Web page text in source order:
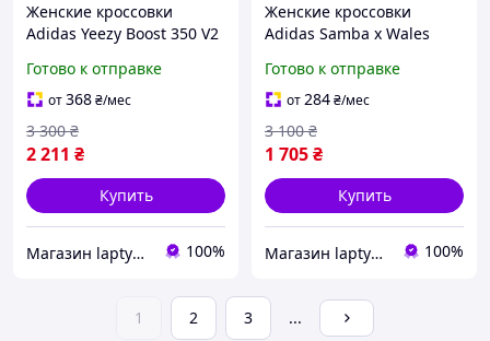
Женские кроссовки
Adidas Yeezy Boost 350 V2
Готово к отправке
от368₴/мес
2 211 ₴
3 300 ₴
Купить
Магазин laptyclub. Спортивная обувь 100%
Женские кроссовки
Adidas Samba x Wales
Готово к отправке
от284₴/мес
1 705₴
3 100 ₴
Купить
Магазин laptyclub. Спортивная обувь 100%
1 2 3 ...